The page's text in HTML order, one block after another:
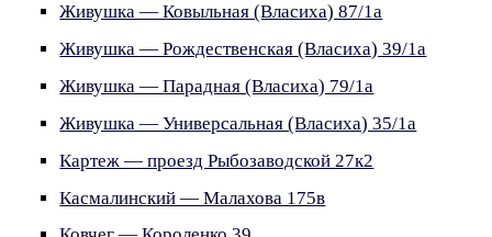
Живушка — Ковыльная (Власиха) 87/1а
Живушка — Рождественская (Власиха) 39/1а
Живушка — Парадная (Власиха) 79/1а
Живушка — Универсальная (Власиха) 35/1а
Картеж — проезд Рыбозаводской 27к2
Касмалинский — Малахова 175в